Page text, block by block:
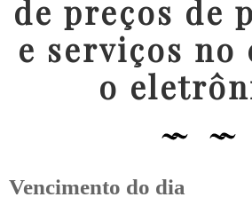
de preços de
e serviços no
o
Vencimento do dia